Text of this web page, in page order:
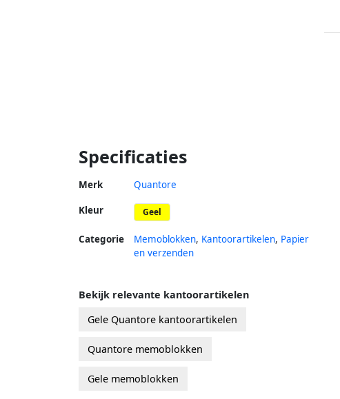
Specificaties
Merk Quantore
Kleur Geel
Categorie Memoblokken, Kantoorartikelen, Papier
en verzenden
Bekijk relevante kantoorartikelen
Gele Quantore kantoorartikelen
Quantore memoblokken
Gele memoblokken